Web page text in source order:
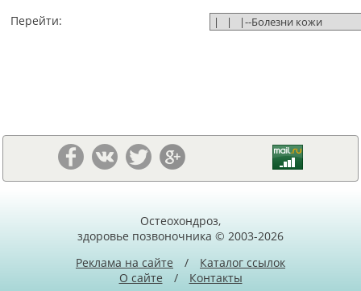
Перейти:
Остеохондроз,
здоровье позвоночника © 2003-2026
Реклама на сайте
/
Каталог ссылок
О сайте
/ Контакты